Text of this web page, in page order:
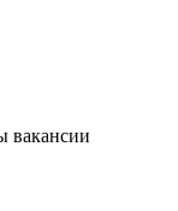
вакансии